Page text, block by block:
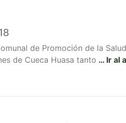
de Promoción de la
de Cueca Huasa tanto … Ir al